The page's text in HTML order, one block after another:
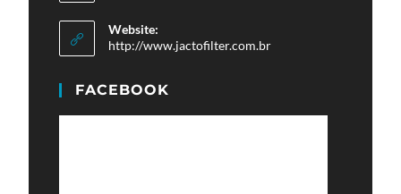
aplicativo
Website:
http://www.jactofilter.com.br
FACEBOOK